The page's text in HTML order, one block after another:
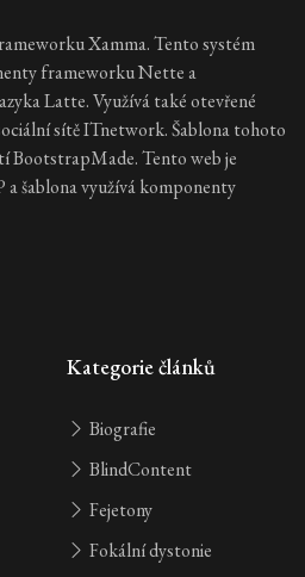
Xamma. Tento systém
frameworku Nette a
Latte. Využívá také otevřené
sítě ITnetwork. Šablona tohoto
BootstrapMade. Tento web je
a šablona využívá komponenty
Kategorie článků
Biografie
BlindContent
Fejetony
Fokální dystonie